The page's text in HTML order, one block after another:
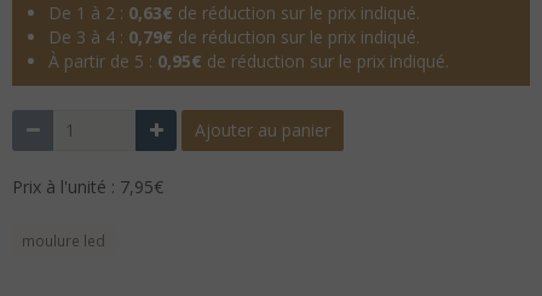
De 1 à 2 : 0,63€ de réduction sur le prix indiqué.
De 3 à 4 : 0,79€ de réduction sur le prix indiqué.
À partir de 5 : 0,95€ de réduction sur le prix indiqué.
Ajouter au panier
Prix à l'unité : 7,95€
moulure led